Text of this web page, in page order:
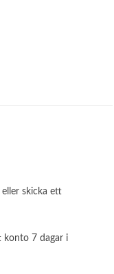
skicka ett
konto 7 dagar i